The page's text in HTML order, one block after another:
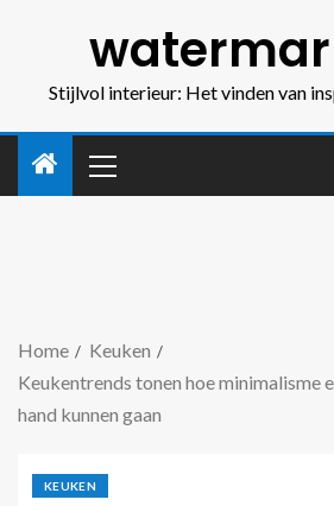
Stijlvol interieur: Het vinden van
Home
Keuken
Keukentrends tonen hoe minimalisme
hand kunnen gaan
KEUKEN